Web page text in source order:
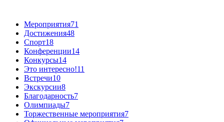
Мероприятия71
Достижения48
Спорт18
Конференции14
Конкурсы14
Это интересно!11
Встречи10
Экскурсии8
Благодарность7
Олимпиады7
Торжественные мероприятия7